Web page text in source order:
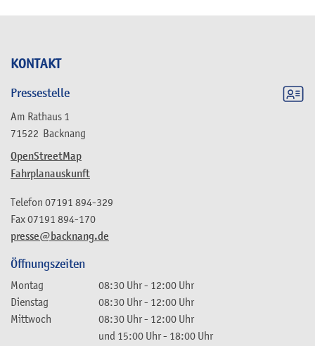
KONTAKT
Pressestelle
Am Rathaus 1
71522 Backnang
OpenStreetMap
Fahrplanauskunft
presse@backnang.de
Telefon 07191 894-329
Fax07191 894-170
Öffnungszeiten
Montag 08:30 Uhr- 12:00 Uhr
Dienstag
08:30 Uhr- 12:00 Uhr
Mittwoch
08:30 Uhr- 12:00 Uhr
und 15:00 Uhr- 18:00 Uhr